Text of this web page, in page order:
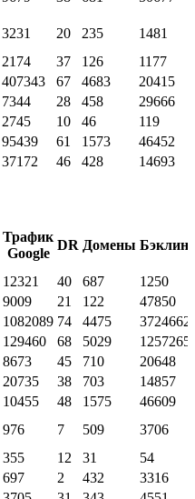
3231 20 235
1481
2174 37 126
1177
407343 67 4683
20415
7344 28 458
29666
2745 10 46
119
95439 61 1573
46452
37172 46 428 14693
Трафик
Google
DR Домены
12321 40 687
1250
9009 21 122
47850
1082089 74 4475
3724662
129460 68 5029
1257265
8673 45 710
20648
20735 38 703
14857
10455 48 1575
46609
976 7 509
3706
355 12 31
54
697 2 432
3316